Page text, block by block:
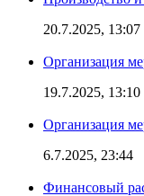
20.7.2025, 13:07
Организация
19.7.2025, 13:10
Организация
6.7.2025, 23:44
Финансовый